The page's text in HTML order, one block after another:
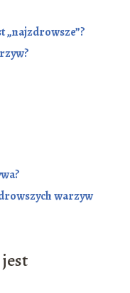
„najzdrowsze”?
warzyw